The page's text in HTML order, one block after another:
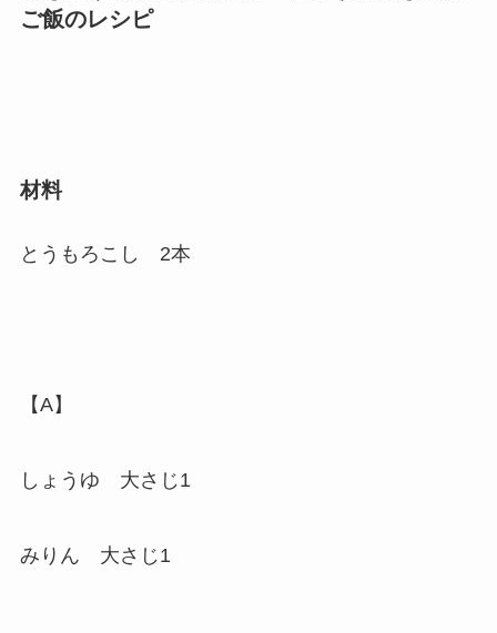
ご飯のレシピ
材料
とうもろこし 2本
【A】
しょうゆ 大さじ1
みりん 大さじ1